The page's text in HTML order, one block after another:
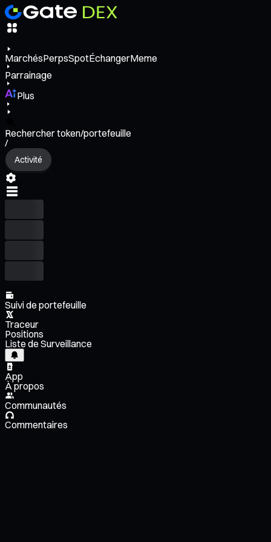
MarchésPerpsSpotÉchangerMeme
Parrainage
Plus
Rechercher token/portefeuille
/
Activité
Suivi de portefeuille
Traceur
Positions
Liste de Surveillance
App
À propos
Communautés
Commentaires